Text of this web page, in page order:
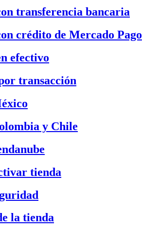
transferencia bancaria
crédito de Mercado Pago
efectivo
transacción
y Chile
tienda
la tienda